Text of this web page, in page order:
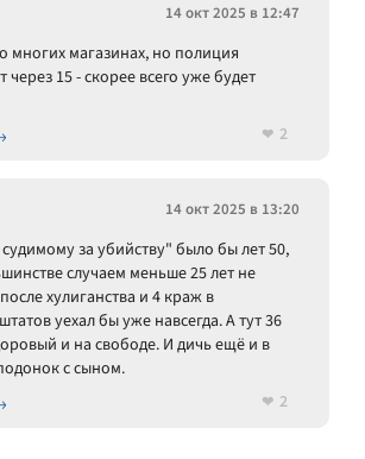
14 окт 2025 в 12:47
многих магазинах, но полиция
через 15 - скорее всего уже будет
2
14 окт 2025 в 13:20
за убийству" было бы лет 50,
случаем меньше 25 лет не
хулиганства и 4 краж в
уехал бы уже навсегда. А тут 36
и на свободе. И дичь ещё и в
с сыном.
2